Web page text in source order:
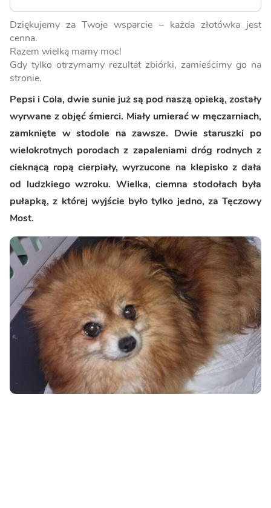
Dziękujemy za Twoje wsparcie – każda złotówka jest
cenna.
Razem wielką mamy moc!
Gdy tylko otrzymamy rezultat zbiórki, zamieścimy go na
stronie.
Pepsi i Cola, dwie sunie już są pod naszą opieką, zostały
wyrwane z objęć śmierci. Miały umierać w męczarniach,
zamknięte w stodole na zawsze. Dwie staruszki po
wielokrotnych porodach z zapaleniami dróg rodnych z
cieknącą ropą cierpiały, wyrzucone na klepisko z dała
od ludzkiego wzroku. Wielka, ciemna stodołach była
pułapką, z której wyjście było tylko jedno, za Tęczowy
Most.